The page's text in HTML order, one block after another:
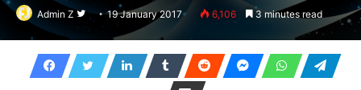
Admin Z
Follow
on
Twitter
19 January 2017 6,106 3 minutes read